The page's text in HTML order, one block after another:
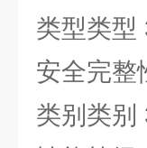
类型类型
安全完整
类别 类别